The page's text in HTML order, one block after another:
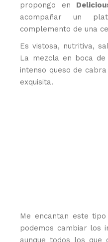
propongo en
acompañar un
complemento de una
Es vistosa, nutritiva,
La mezcla en boca
intenso queso de
exquisita.
Me encantan este
podemos cambiar los
aunque todos los